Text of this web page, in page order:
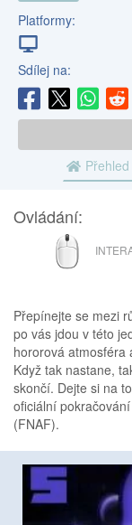
Platformy:
Sdílej na:
Přehled
Ovládání:
MYŠ
Přepínejte se mezi
po vás jdou v této
hororová atmosféra
Když tak nastane,
skončí. Dejte si na
oficiální
(FNAF).